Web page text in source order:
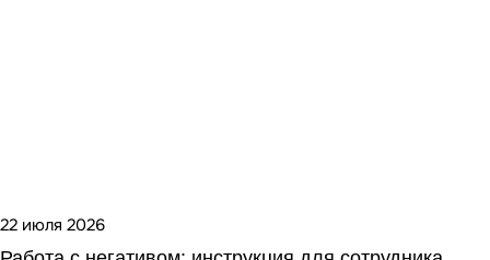
22 июля 2026